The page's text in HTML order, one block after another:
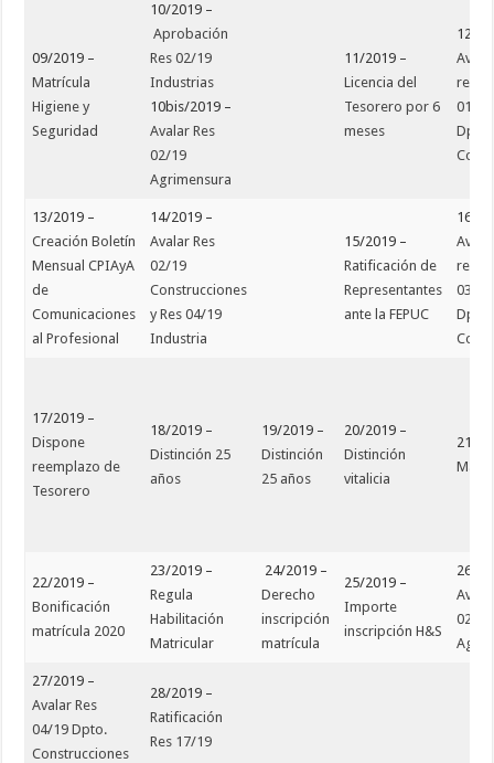
09/2019 –
Matrícula
Higiene y
Seguridad
10/2019 –
Aprobación
Res 02/19
Industrias
10bis/2019 –
Avalar Res
02/19
Agrimensura
11/2019 –
Licencia del
Tesorero por 6
meses
12/
01/
13/2019 –
Creación Boletín
Mensual CPIAyA
de
Comunicaciones
al Profesional
14/2019 –
Avalar Res
02/19
Construcciones
y Res 04/19
Industria
15/2019 –
Ratificación de
Representantes
ante la FEPUC
16/
03/
17/2019 –
Dispone
reemplazo de
Tesorero
18/2019 –
Distinción 25
años
19/2019 –
Distinción
25 años
20/2019 –
Distinción
vitalicia
21/
22/2019 –
Bonificación
matrícula 2020
23/2019 –
Regula
Habilitación
Matricular
24/2019 –
Derecho
inscripción
matrícula
25/2019 –
Importe
inscripción H&S
26/
02/
27/2019 –
Avalar Res
04/19 Dpto.
Construcciones
28/2019 –
Ratificación
Res 17/19